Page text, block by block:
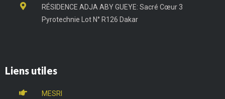
RÉSIDENCE ADJA ABY GUEYE: Sacré Cœur 3
Pyrotechnie Lot N° R126 Dakar
Liens utiles
MESRI